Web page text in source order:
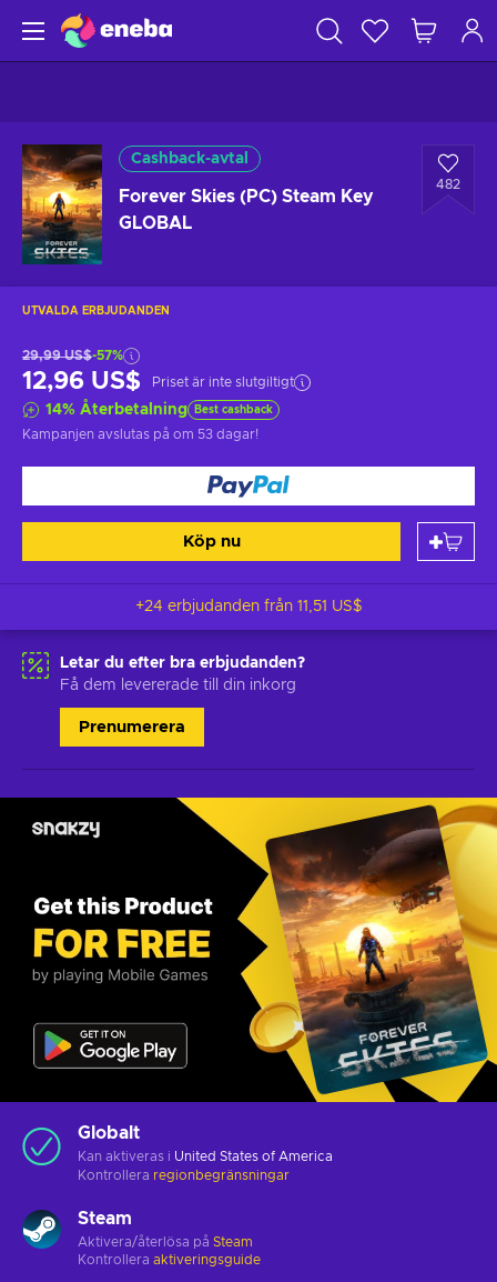
Cashback-avtal
Forever Skies (PC) Steam Key
GLOBAL
482
UTVALDA ERBJUDANDEN
29,99 US$-57%
12,96 US$ Priset är inte slutgiltigt
14% Återbetalning Best cashback
Kampanjen avslutas på om 53 dagar!
Köp nu
+24 erbjudanden från 11,51 US$
Letar du efter bra erbjudanden?
Få dem levererade till din inkorg
Prenumerera
Globalt
Kan aktiveras i United States of America
Kontrollera regionbegränsningar
Steam
Aktivera/återlösa på Steam
Kontrollera aktiveringsguide